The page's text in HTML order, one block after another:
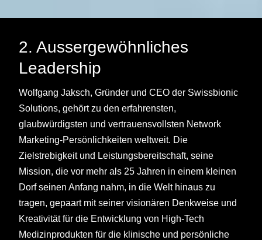
2. Aussergewöhnliches
Leadership
Wolfgang Jaksch, Gründer und CEO der Swissbionic
Solutions, gehört zu den erfahrensten,
glaubwürdigsten und vertrauensvollsten Network
Marketing-Persönlichkeiten weltweit. Die
Zielstrebigkeit und Leistungsbereitschaft, seine
Mission, die vor mehr als 25 Jahren in einem kleinen
Dorf seinen Anfang nahm, in die Welt hinaus zu
tragen, gepaart mit seiner visionären Denkweise und
Kreativität für die Entwicklung von High-Tech
Medizinprodukten für die klinische und persönliche